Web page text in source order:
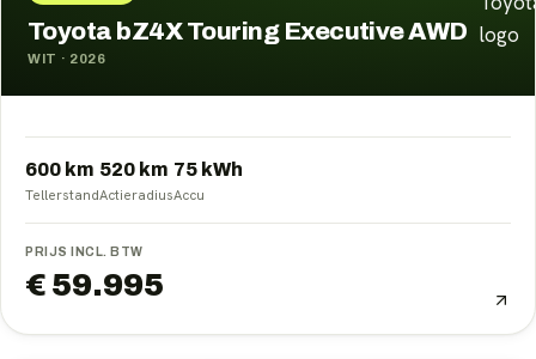
Toyota bZ4X Touring Executive AWD
WIT · 2026
600 km
Tellerstand
520 km
Actieradius
75 kWh
Accu
PRIJS INCL. BTW
€ 59.995